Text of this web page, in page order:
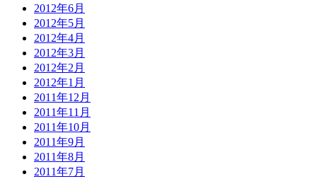
2012年6月
2012年5月
2012年4月
2012年3月
2012年2月
2012年1月
2011年12月
2011年11月
2011年10月
2011年9月
2011年8月
2011年7月